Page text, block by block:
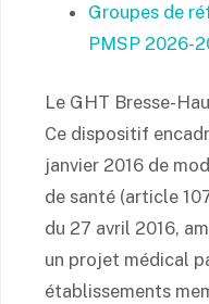
Groupes de
PMSP 2026-
Le GHT Bresse-
Ce dispositif
janvier 2016 de
de santé (article
du 27 avril 2016,
un projet médical
établissements